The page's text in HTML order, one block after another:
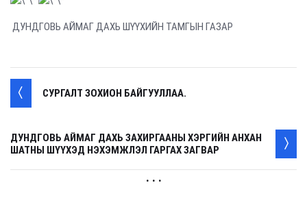
ДУНДГОВЬ АЙМАГ ДАХЬ ШҮҮХИЙН ТАМГЫН ГАЗАР
СУРГАЛТ ЗОХИОН БАЙГУУЛЛАА.
ДУНДГОВЬ АЙМАГ ДАХЬ ЗАХИРГААНЫ ХЭРГИЙН АНХАН
ШАТНЫ ШҮҮХЭД НЭХЭМЖЛЭЛ ГАРГАХ ЗАГВАР
. . .